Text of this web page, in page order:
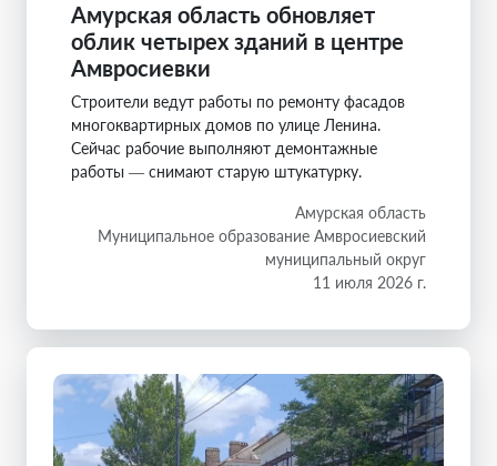
Амурская область обновляет
облик четырех зданий в центре
Амвросиевки
Строители ведут работы по ремонту фасадов
многоквартирных домов по улице Ленина.
Сейчас рабочие выполняют демонтажные
работы — снимают старую штукатурку.
Амурская область
Муниципальное образование Амвросиевский
муниципальный округ
11 июля 2026 г.